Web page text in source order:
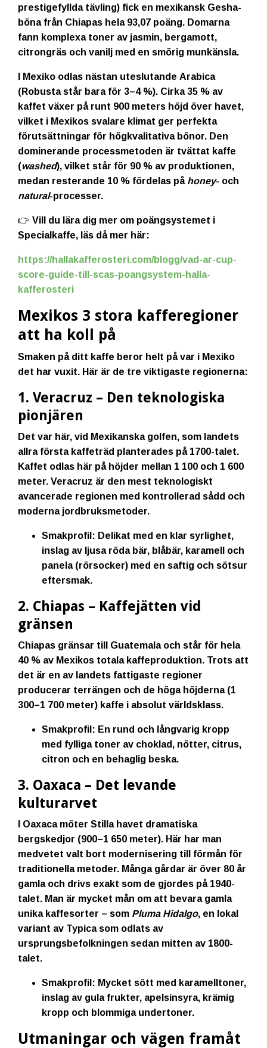
prestigefyllda tävling) fick en mexikansk Gesha-
böna från Chiapas hela 93,07 poäng. Domarna
fann komplexa toner av jasmin, bergamott,
citrongräs och vanilj med en smörig munkänsla.
I Mexiko odlas nästan uteslutande Arabica
(Robusta står bara för 3–4 %). Cirka 35 % av
kaffet växer på runt 900 meters höjd över havet,
vilket i Mexikos svalare klimat ger perfekta
förutsättningar för högkvalitativa bönor. Den
dominerande processmetoden är tvättat kaffe
(washed), vilket står för 90 % av produktionen,
medan resterande 10 % fördelas på honey- och
natural-processer.
👉 Vill du lära dig mer om poängsystemet i
Specialkaffe, läs då mer här:
https://hallakafferosteri.com/blogg/vad-ar-cup-
score-guide-till-scas-poangsystem-halla-
kafferosteri
Mexikos 3 stora kafferegioner
att ha koll på
Smaken på ditt kaffe beror helt på var i Mexiko
det har vuxit. Här är de tre viktigaste regionerna:
1. Veracruz – Den teknologiska
pionjären
Det var här, vid Mexikanska golfen, som landets
allra första kaffeträd planterades på 1700-talet.
Kaffet odlas här på höjder mellan 1 100 och 1 600
meter. Veracruz är den mest teknologiskt
avancerade regionen med kontrollerad sådd och
moderna jordbruksmetoder.
Smakprofil: Delikat med en klar syrlighet,
inslag av ljusa röda bär, blåbär, karamell och
panela (rörsocker) med en saftig och sötsur
eftersmak.
2. Chiapas – Kaffejätten vid
gränsen
Chiapas gränsar till Guatemala och står för hela
40 % av Mexikos totala kaffeproduktion. Trots att
det är en av landets fattigaste regioner
producerar terrängen och de höga höjderna (1
300–1 700 meter) kaffe i absolut världsklass.
Smakprofil: En rund och långvarig kropp
med fylliga toner av choklad, nötter, citrus,
citron och en behaglig beska.
3. Oaxaca – Det levande
kulturarvet
I Oaxaca möter Stilla havet dramatiska
bergskedjor (900–1 650 meter). Här har man
medvetet valt bort modernisering till förmån för
traditionella metoder. Många gårdar är över 80 år
gamla och drivs exakt som de gjordes på 1940-
talet. Man är mycket mån om att bevara gamla
unika kaffesorter – som Pluma Hidalgo, en lokal
variant av Typica som odlats av
ursprungsbefolkningen sedan mitten av 1800-
talet.
Smakprofil: Mycket sött med karamelltoner,
inslag av gula frukter, apelsinsyra, krämig
kropp och blommiga undertoner.
Utmaningar och vägen framåt